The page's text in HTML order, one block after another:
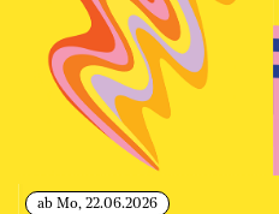
ab Mo, 22.06.2026